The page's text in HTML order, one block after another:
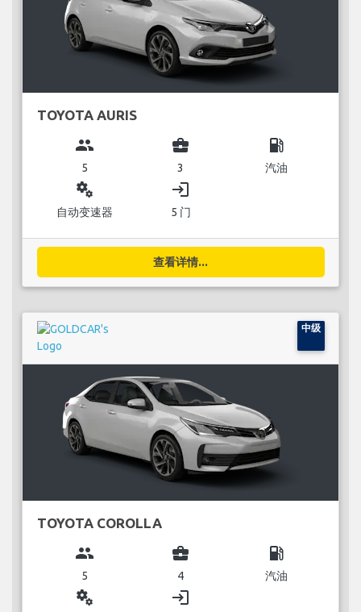
TOYOTA AURIS
group
5
business_center
3
local_gas_station
汽油
miscellaneous_services
自动变速器
login
5 门
查看详情...
中级
TOYOTA COROLLA
group
5
business_center
4
local_gas_station
汽油
miscellaneous_services login